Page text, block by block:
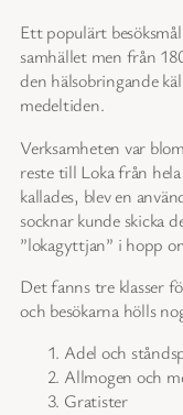
Ett populärt
samhället men från
den hälsobringande
medeltiden.
Verksamheten var
reste till Loka från
kallades, blev en
socknar kunde skicka
”lokagyttjan” i hopp
Det fanns tre klasser
och besökarna hölls
Adel och
Allmogen och
Gratister